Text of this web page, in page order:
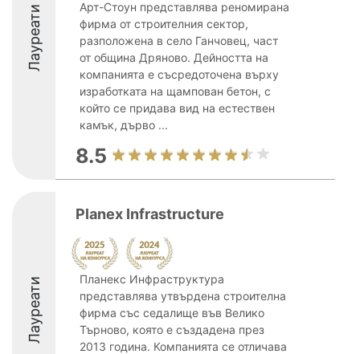
Лауреати
Арт-Стоун представлява реномирана
фирма от строителния сектор,
разположена в село Ганчовец, част
от община Дряново. Дейността на
компанията е съсредоточена върху
изработката на щампован бетон, с
който се придава вид на естествен
камък, дърво ...
8.5
Лауреати
Planex Infrastructure
Планекс Инфраструктура
представлява утвърдена строителна
фирма със седалище във Велико
Търново, която е създадена през
2013 година. Компанията се отличава